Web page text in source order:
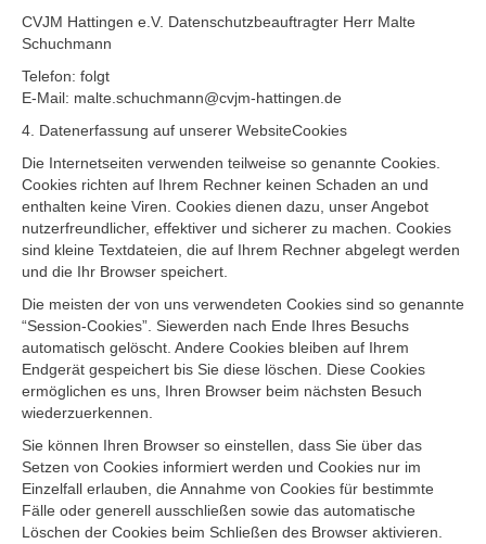
CVJM Hattingen e.V. Datenschutzbeauftragter Herr Malte
Schuchmann
Telefon: folgt
E-Mail: malte.schuchmann@cvjm-hattingen.de
4. Datenerfassung auf unserer WebsiteCookies
Die Internetseiten verwenden teilweise so genannte Cookies.
Cookies richten auf Ihrem Rechner keinen Schaden an und
enthalten keine Viren. Cookies dienen dazu, unser Angebot
nutzerfreundlicher, effektiver und sicherer zu machen. Cookies
sind kleine Textdateien, die auf Ihrem Rechner abgelegt werden
und die Ihr Browser speichert.
Die meisten der von uns verwendeten Cookies sind so genannte
“Session-Cookies”. Siewerden nach Ende Ihres Besuchs
automatisch gelöscht. Andere Cookies bleiben auf Ihrem
Endgerät gespeichert bis Sie diese löschen. Diese Cookies
ermöglichen es uns, Ihren Browser beim nächsten Besuch
wiederzuerkennen.
Sie können Ihren Browser so einstellen, dass Sie über das
Setzen von Cookies informiert werden und Cookies nur im
Einzelfall erlauben, die Annahme von Cookies für bestimmte
Fälle oder generell ausschließen sowie das automatische
Löschen der Cookies beim Schließen des Browser aktivieren.